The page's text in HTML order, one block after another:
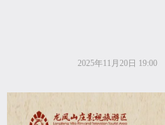
2025年11月20日 19:00